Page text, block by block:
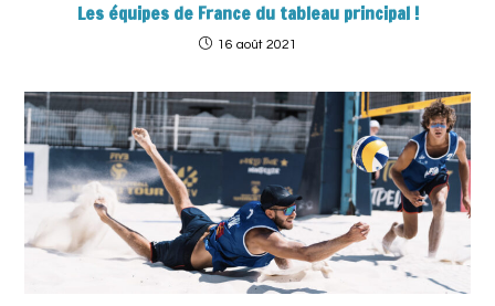
Les équipes de France du tableau principal !
16 août 2021